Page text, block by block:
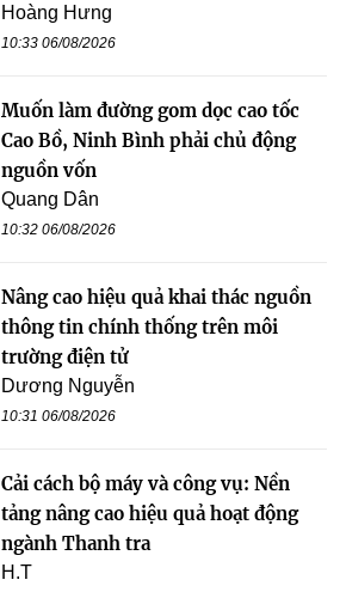
Hoàng Hưng
10:33 06/08/2026
Muốn làm đường gom dọc cao tốc
Cao Bồ, Ninh Bình phải chủ động
nguồn vốn
Quang Dân
10:32 06/08/2026
Nâng cao hiệu quả khai thác nguồn
thông tin chính thống trên môi
trường điện tử
Dương Nguyễn
10:31 06/08/2026
Cải cách bộ máy và công vụ: Nền
tảng nâng cao hiệu quả hoạt động
ngành Thanh tra
H.T